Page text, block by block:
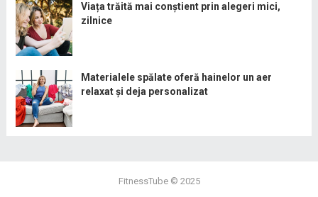
Viața trăită mai conștient prin alegeri mici,
zilnice
Materialele spălate oferă hainelor un aer
relaxat și deja personalizat
FitnessTube© 2025